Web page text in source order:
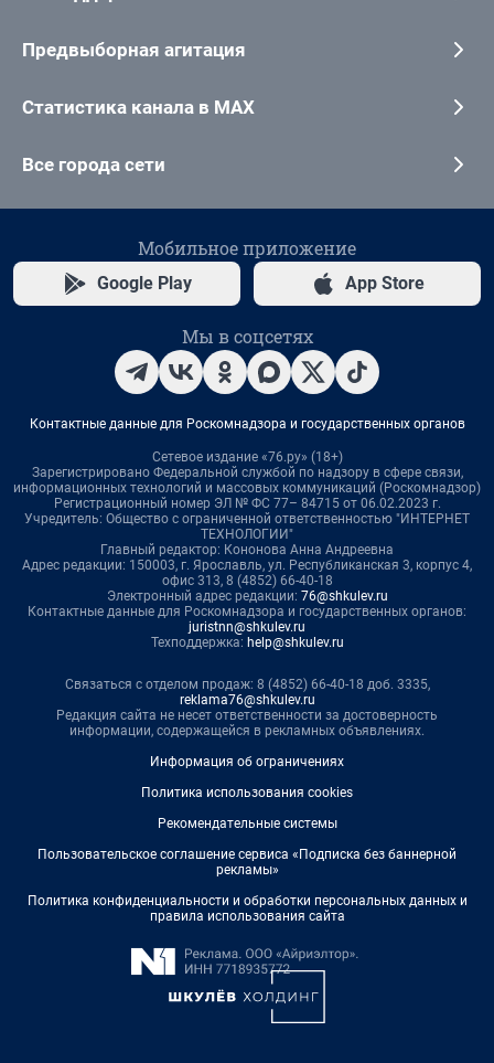
Предвыборная агитация
Статистика канала в MAX
Все города сети
Мобильное приложение
Google Play App Store
Мы в соцсетях
Контактные данные для Роскомнадзора и государственных органов
Сетевое издание «76.ру» (18+)
Зарегистрировано Федеральной службой по надзору в сфере связи,
информационных технологий и массовых коммуникаций (Роскомнадзор)
Регистрационный номер ЭЛ № ФС 77– 84715 от 06.02.2023 г.
Учредитель: Общество с ограниченной ответственностью "ИНТЕРНЕТ
ТЕХНОЛОГИИ"
Главный редактор: Кононова Анна Андреевна
Адрес редакции: 150003, г. Ярославль, ул. Республиканская 3, корпус 4,
офис 313, 8 (4852) 66-40-18
Электронный адрес редакции: 76@shkulev.ru
Контактные данные для Роскомнадзора и государственных органов:
juristnn@shkulev.ru
Техподдержка: help@shkulev.ru
Связаться с отделом продаж: 8 (4852) 66-40-18 доб. 3335,
reklama76@shkulev.ru
Редакция сайта не несет ответственности за достоверность
информации, содержащейся в рекламных объявлениях.
Информация об ограничениях
Политика использования cookies
Рекомендательные системы
Пользовательское соглашение сервиса «Подписка без баннерной
рекламы»
Политика конфиденциальности и обработки персональных данных и
правила использования сайта